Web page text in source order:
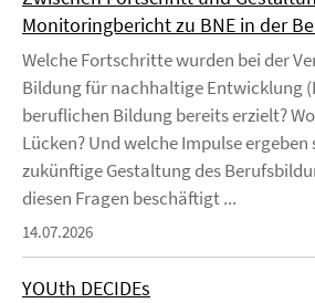
Monitoringbericht zu BNE in der
Welche Fortschritte wurden bei der
Bildung für nachhaltige Entwicklung
beruflichen Bildung bereits erzielt?
Lücken? Und welche Impulse
zukünftige Gestaltung des
diesen Fragen beschäftigt ...
14.07.2026
YOUth DECIDEs